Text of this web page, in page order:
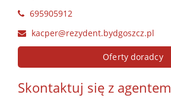
695905912
kacper@rezydent.bydgoszcz.pl
Oferty doradcy
Skontaktuj się z agentem